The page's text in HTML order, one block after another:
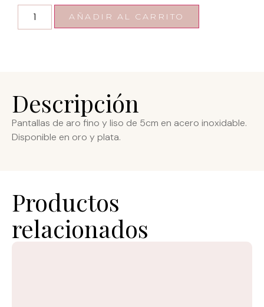
AÑADIR AL CARRITO
Descripción
Pantallas de aro fino y liso de 5cm en acero inoxidable.
Disponible en oro y plata.
Productos
relacionados